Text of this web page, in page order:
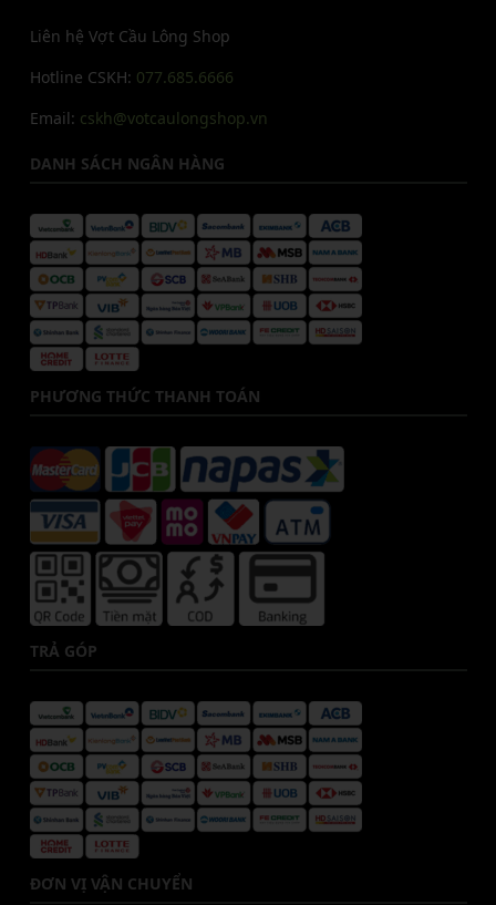
Liên hệ Vợt Cầu Lông Shop
Hotline CSKH: 077.685.6666
Email: cskh@votcaulongshop.vn
DANH SÁCH NGÂN HÀNG
PHƯƠNG THỨC THANH TOÁN
TRẢ GÓP
ĐƠN VỊ VẬN CHUYỂN